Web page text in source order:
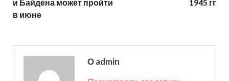
и Байдена может пройти
в июне
1945 гг
О admin